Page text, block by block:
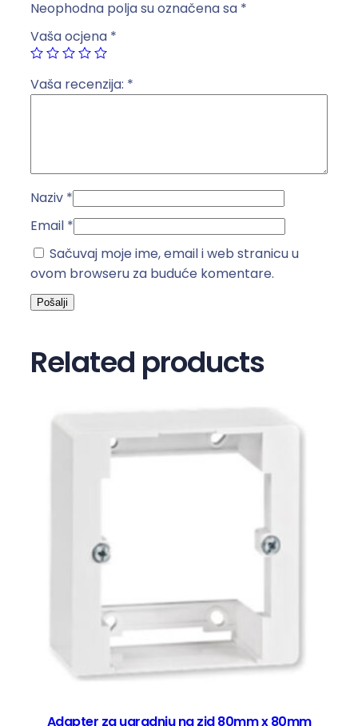
1
0
A
V
~
o
l
i
n
Neophodna polja su označena sa *
Vaša ocjena *
Vaša recenzija: *
Naziv *
Email *
Sačuvaj moje ime, email i web stranicu u
ovom browseru za buduće komentare.
Related products
Adapter za ugradnju na zid 80mm x 80mm